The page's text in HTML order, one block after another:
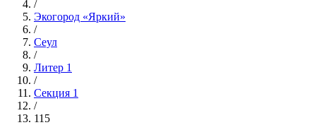
/
Экогород «Яркий»
/
Сеул
/
Литер 1
/
Секция 1
/
115